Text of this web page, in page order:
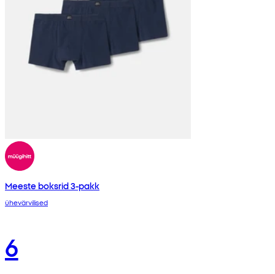
Meeste boksrid 3-pakk
ühevärvilised
6